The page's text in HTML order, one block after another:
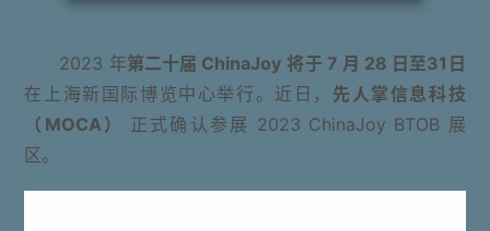
2023 年第二十届 ChinaJoy 将于 7 月 28 日至31日
在上海新国际博览中心举行。近日， 先人掌信息科技
（MOCA） 正式确认参展 2023 ChinaJoy BTOB 展
区。